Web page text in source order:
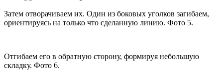
Затем отворачиваем их. Один из боковых уголков загибаем,
ориентируясь на только что сделанную линию. Фото 5.
Отгибаем его в обратную сторону, формируя небольшую
складку. Фото 6.